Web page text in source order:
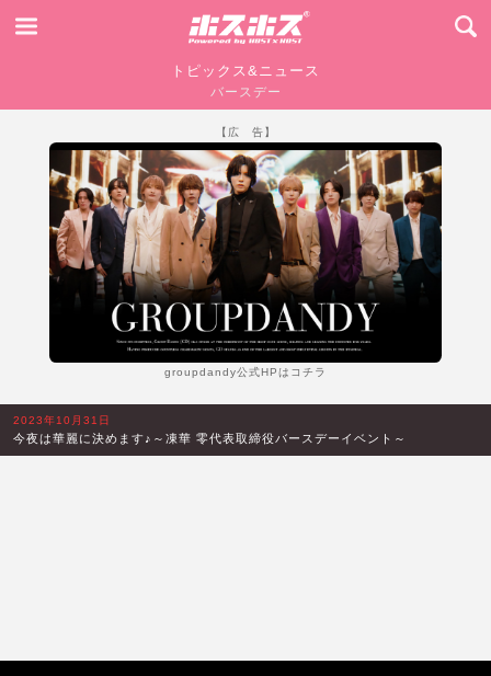
トピックス&ニュース
バースデー
【広 告】
groupdandy公式HPはコチラ
2023年10月31日
今夜は華麗に決めます♪～凍華 零代表取締役バースデーイベント～